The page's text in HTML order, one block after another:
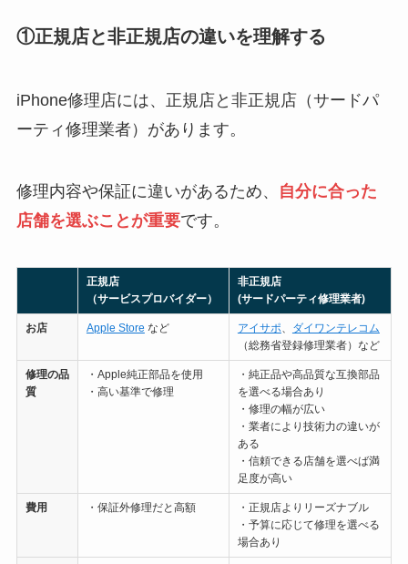
①正規店と非正規店の違いを理解する
iPhone修理店には、正規店と非正規店（サードパ
ーティ修理業者）があります。
修理内容や保証に違いがあるため、
自分に合った
店舗を選ぶことが重要です。
正規店
（サービスプロバイダー）
非正規店
(サードパーティ修理業者)
お店 Apple Store など アイサポ、 ダイワンテレコム
（総務省登録修理業者）など
修理の品
質
・Apple純正部品を使用
・高い基準で修理
・純正品や高品質な互換部品
を選べる場合あり
・修理の幅が広い
・業者により技術力の違いが
ある
・信頼できる店舗を選べば満
足度が高い
費用 ・保証外修理だと高額
・正規店よりリーズナブル
・予算に応じて修理を選べる
場合あり